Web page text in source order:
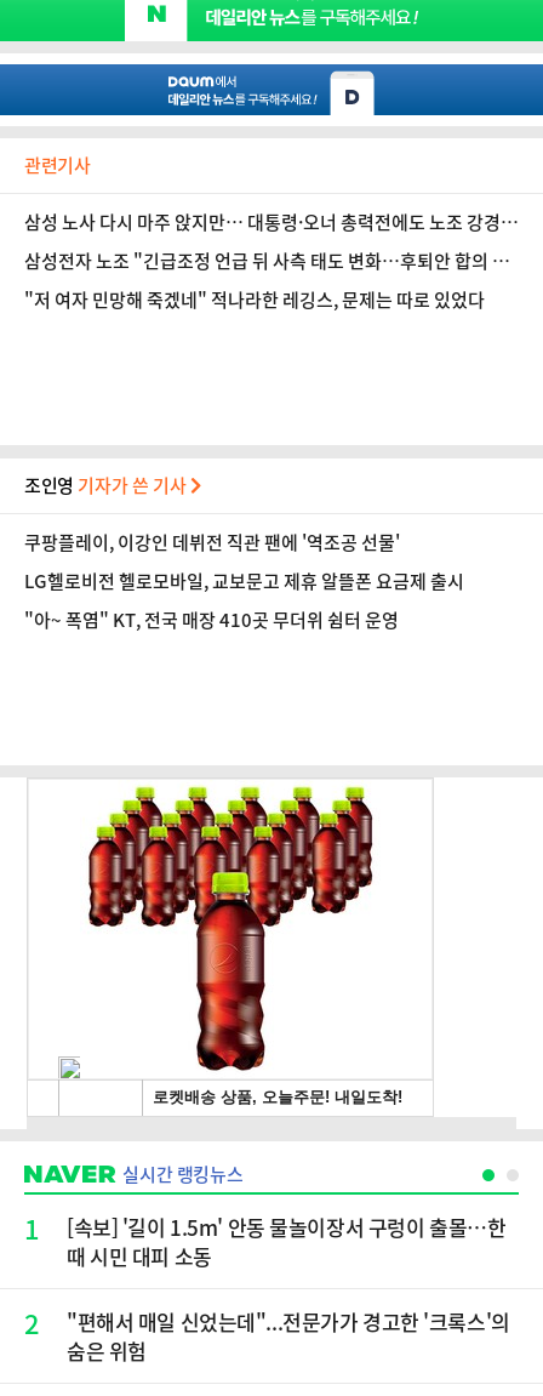
관련기사
삼성 노사 다시 마주 앉지만… 대통령·오너 총력전에도 노조 강경
기류
삼성전자 노조 "긴급조정 언급 뒤 사측 태도 변화…후퇴안 합의 못
해"
"저 여자 민망해 죽겠네" 적나라한 레깅스, 문제는 따로 있었다
조인영 기자가 쓴 기사
쿠팡플레이, 이강인 데뷔전 직관 팬에 '역조공 선물'
LG헬로비전 헬로모바일, 교보문고 제휴 알뜰폰 요금제 출시
"아~ 폭염" KT, 전국 매장 410곳 무더위 쉼터 운영
실시간 랭킹뉴스
1
[속보] '길이 1.5m' 안동 물놀이장서 구렁이 출몰…한
때 시민 대피 소동
2
"편해서 매일 신었는데"...전문가가 경고한 '크록스'의
숨은 위험